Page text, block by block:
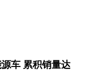
车 累积销量达